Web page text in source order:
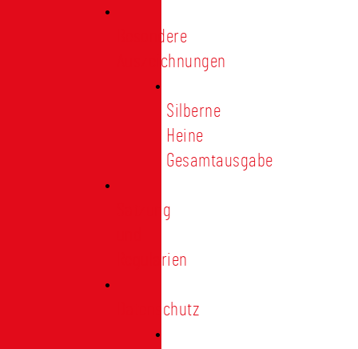
Besondere
Auszeichnungen
Silberne
Heine
Gesamtausgabe
Satzung
Regularien
Datenschutz